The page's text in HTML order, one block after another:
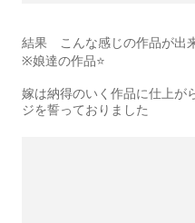
結果 こんな感じの作品が出
※娘達の作品⭐️
嫁は納得のいく作品に仕上
ジを誓っておりました